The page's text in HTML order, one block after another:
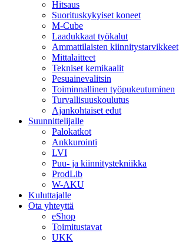
Hitsaus
Suorituskykyiset koneet
M-Cube
Laadukkaat työkalut
Ammattilaisten kiinnitystarvikkeet
Mittalaitteet
Tekniset kemikaalit
Pesuainevalitsin
Toiminnallinen työpukeutuminen
Turvallisuuskoulutus
Ajankohtaiset edut
Suunnittelijalle
Palokatkot
Ankkurointi
LVI
Puu- ja kiinnitystekniikka
ProdLib
W-AKU
Kuluttajalle
Ota yhteyttä
eShop
Toimitustavat
UKK